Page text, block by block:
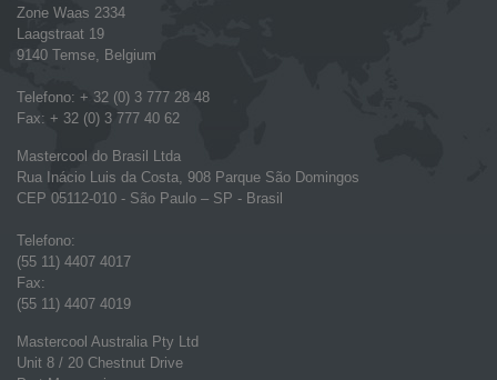
Zone Waas 2334
Laagstraat 19
9140 Temse, Belgium
Telefono: + 32 (0) 3 777 28 48
Fax: + 32 (0) 3 777 40 62
Mastercool do Brasil Ltda
Rua Inácio Luis da Costa, 908 Parque São Domingos
CEP 05112-010 - São Paulo – SP - Brasil
Telefono:
(55 11) 4407 4017
Fax:
(55 11) 4407 4019
Mastercool Australia Pty Ltd
Unit 8 / 20 Chestnut Drive